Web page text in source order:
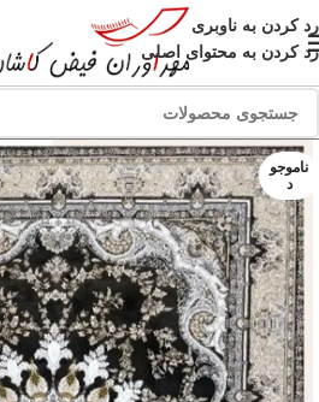
رد کردن به ناوبری
رد کردن به محتوای اصلی
ناموجو
د